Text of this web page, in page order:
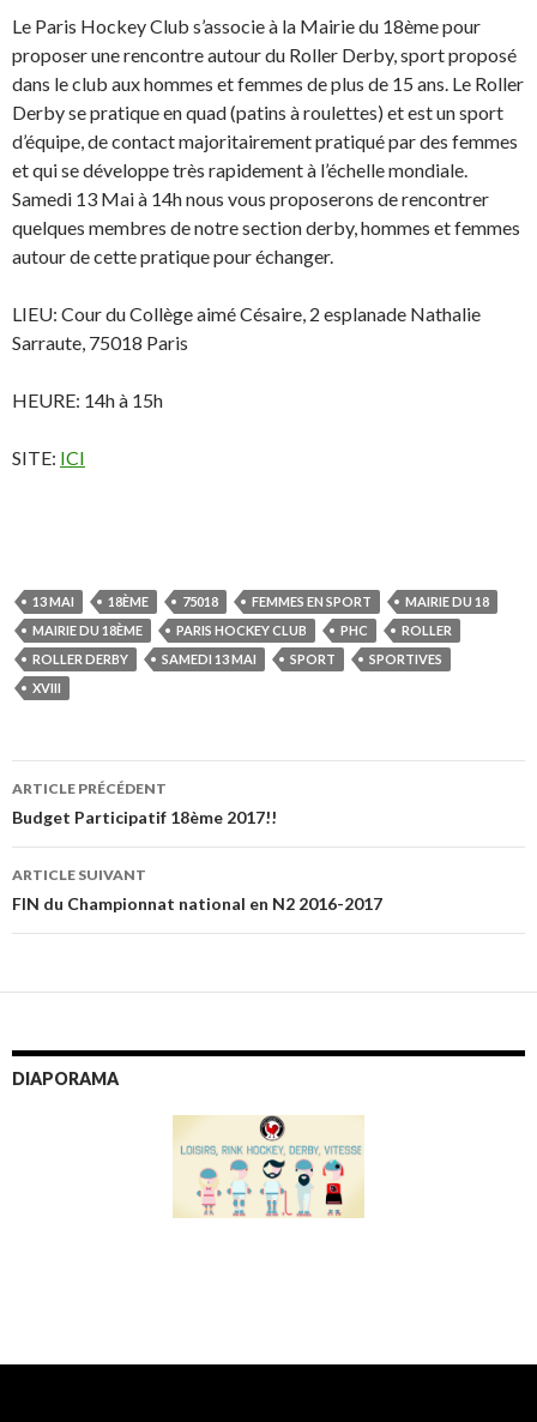
Le Paris Hockey Club s’associe à la Mairie du 18ème pour
proposer une rencontre autour du Roller Derby, sport proposé
dans le club aux hommes et femmes de plus de 15 ans. Le Roller
Derby se pratique en quad (patins à roulettes) et est un sport
d’équipe, de contact majoritairement pratiqué par des femmes
et qui se développe très rapidement à l’échelle mondiale.
Samedi 13 Mai à 14h nous vous proposerons de rencontrer
quelques membres de notre section derby, hommes et femmes
autour de cette pratique pour échanger.
LIEU: Cour du Collège aimé Césaire, 2 esplanade Nathalie
Sarraute, 75018 Paris
HEURE: 14h à 15h
SITE: ICI
13 MAI 18ÈME 75018 FEMMES EN SPORT
MAIRIE DU 18
MAIRIE DU 18ÈME
PARIS HOCKEY CLUB PHC
ROLLER
ROLLER DERBY
SAMEDI 13 MAI SPORT
SPORTIVES
XVIII
Navigation
des
articles
ARTICLE PRÉCÉDENT
Budget Participatif 18ème 2017!!
ARTICLE SUIVANT
FIN du Championnat national en N2 2016-2017
DIAPORAMA